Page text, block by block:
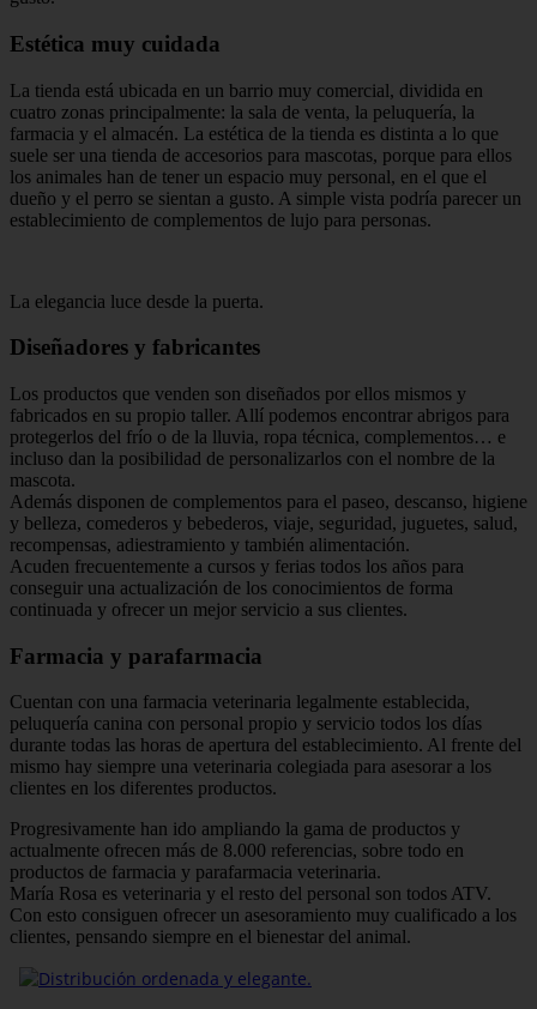
Estética muy cuidada
La tienda está ubicada en un barrio muy comercial, dividida en
cuatro zonas principalmente: la sala de venta, la peluquería, la
farmacia y el almacén. La estética de la tienda es distinta a lo que
suele ser una tienda de accesorios para mascotas, porque para ellos
los animales han de tener un espacio muy personal, en el que el
dueño y el perro se sientan a gusto. A simple vista podría parecer un
establecimiento de complementos de lujo para personas.
La elegancia luce desde la puerta.
Diseñadores y fabricantes
Los productos que venden son diseñados por ellos mismos y
fabricados en su propio taller. Allí podemos encontrar abrigos para
protegerlos del frío o de la lluvia, ropa técnica, complementos… e
incluso dan la posibilidad de personalizarlos con el nombre de la
mascota.
Además disponen de complementos para el paseo, descanso, higiene
y belleza, comederos y bebederos, viaje, seguridad, juguetes, salud,
recompensas, adiestramiento y también alimentación.
Acuden frecuentemente a cursos y ferias todos los años para
conseguir una actualización de los conocimientos de forma
continuada y ofrecer un mejor servicio a sus clientes.
Farmacia y parafarmacia
Cuentan con una farmacia veterinaria legalmente establecida,
peluquería canina con personal propio y servicio todos los días
durante todas las horas de apertura del establecimiento. Al frente del
mismo hay siempre una veterinaria colegiada para asesorar a los
clientes en los diferentes productos.
Progresivamente han ido ampliando la gama de productos y
actualmente ofrecen más de 8.000 referencias, sobre todo en
productos de farmacia y parafarmacia veterinaria.
María Rosa es veterinaria y el resto del personal son todos ATV.
Con esto consiguen ofrecer un asesoramiento muy cualificado a los
clientes, pensando siempre en el bienestar del animal.